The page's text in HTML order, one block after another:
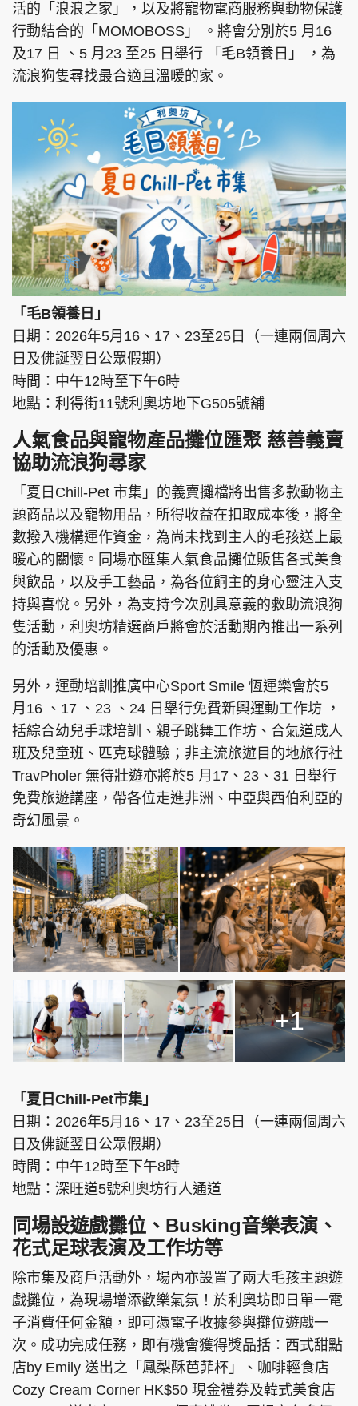
頭條搵工 EDUPLUS
聯絡我們
隱私政策聲明
使用條款
版權及免責聲明
Copyright © 東周網 版權所有 . 不得轉載
©Eastweek.com.hk. All rights reserved.
活的「浪浪之家」，以及將寵物電商服務與動物保護
行動結合的「MOMOBOSS」 。將會分別於5 月16
及17 日 、5 月23 至25 日舉行 「毛B領養日」 ，為
流浪狗隻尋找最合適且溫暖的家。
「毛B領養日」
日期：2026年5月16、17、23至25日（一連兩個周六
日及佛誕翌日公眾假期）
時間：中午12時至下午6時
地點：利得街11號利奧坊地下G505號舖
人氣食品與寵物產品攤位匯聚 慈善義賣
協助流浪狗尋家
「夏日Chill-Pet 市集」的義賣攤檔將出售多款動物主
題商品以及寵物用品，所得收益在扣取成本後，將全
數撥入機構運作資金，為尚未找到主人的毛孩送上最
暖心的關懷。同場亦匯集人氣食品攤位販售各式美食
與飲品，以及手工藝品，為各位飼主的身心靈注入支
持與喜悅。另外，為支持今次別具意義的救助流浪狗
隻活動，利奧坊精選商戶將會於活動期內推出一系列
的活動及優惠。
另外，運動培訓推廣中心Sport Smile 恆運樂會於5
月16 、17 、23 、24 日舉行免費新興運動工作坊 ，
括綜合幼兒手球培訓、親子跳舞工作坊、合氣道成人
班及兒童班、匹克球體驗；非主流旅遊目的地旅行社
TravPholer 無待壯遊亦將於5 月17、23、31 日舉行
免費旅遊講座，帶各位走進非洲、中亞與西伯利亞的
奇幻風景。
+1
「夏日Chill-Pet市集」
日期：2026年5月16、17、23至25日（一連兩個周六
日及佛誕翌日公眾假期）
時間：中午12時至下午8時
地點：深旺道5號利奧坊行人通道
同場設遊戲攤位、Busking音樂表演、
花式足球表演及工作坊等
除市集及商戶活動外，場內亦設置了兩大毛孩主題遊
戲攤位，為現場增添歡樂氣氛！於利奧坊即日單一電
子消費任何金額，即可憑電子收據參與攤位遊戲一
次。成功完成任務，即有機會獲得獎品括：西式甜點
店by Emily 送出之「鳳梨酥芭菲杯」、咖啡輕食店
Cozy Cream Corner HK$50 現金禮券及韓式美食店